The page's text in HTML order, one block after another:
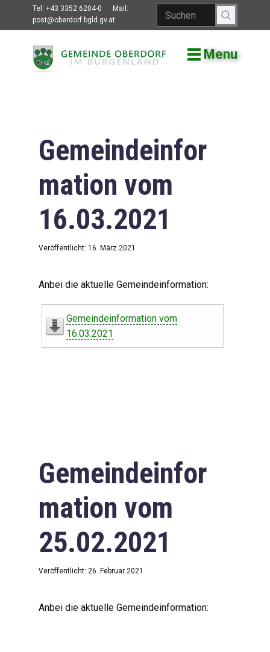
Tel: +43 3352 6204-0
Mail:
post@oberdorf.bgld.gv.at
Menu
Willkommen
Gemeindeamt
Gemeinderat
Bildung
Vereine
Leben in Oberdorf
Downloads
Impressum
Datenschutzerklärung
Gemeindeinfor
mation vom
16.03.2021
Veröffentlicht: 16. März 2021
Anbei die aktuelle Gemeindeinformation:
Gemeindeinformation vom
16.03.2021
Gemeindeinfor
mation vom
25.02.2021
Veröffentlicht: 26. Februar 2021
Anbei die aktuelle Gemeindeinformation: